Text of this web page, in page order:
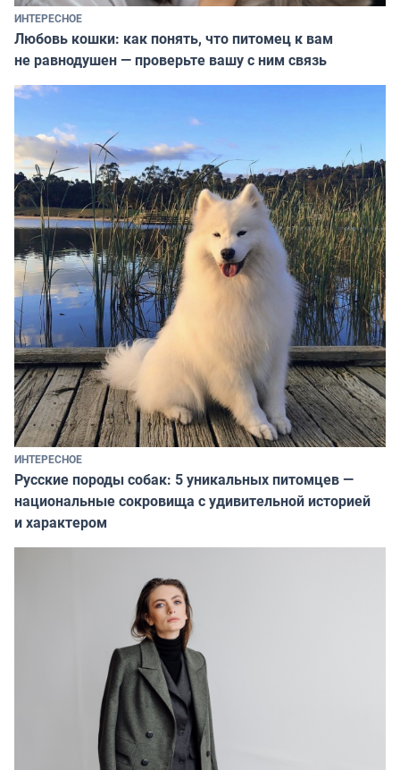
ИНТЕРЕСНОЕ
Любовь кошки: как понять, что питомец к вам
не равнодушен — проверьте вашу с ним связь
ИНТЕРЕСНОЕ
Русские породы собак: 5 уникальных питомцев —
национальные сокровища с удивительной историей
и характером